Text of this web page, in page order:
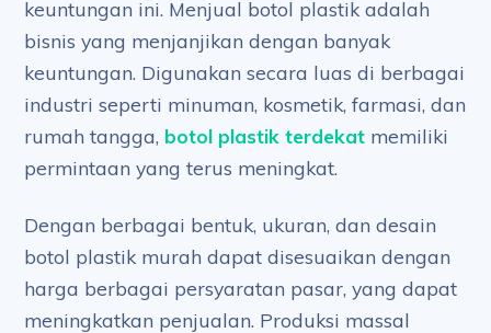
keuntungan ini. Menjual botol plastik adalah
bisnis yang menjanjikan dengan banyak
keuntungan. Digunakan secara luas di berbagai
industri seperti minuman, kosmetik, farmasi, dan
rumah tangga, botol plastik terdekat memiliki
permintaan yang terus meningkat.
Dengan berbagai bentuk, ukuran, dan desain
botol plastik murah dapat disesuaikan dengan
harga berbagai persyaratan pasar, yang dapat
meningkatkan penjualan. Produksi massal